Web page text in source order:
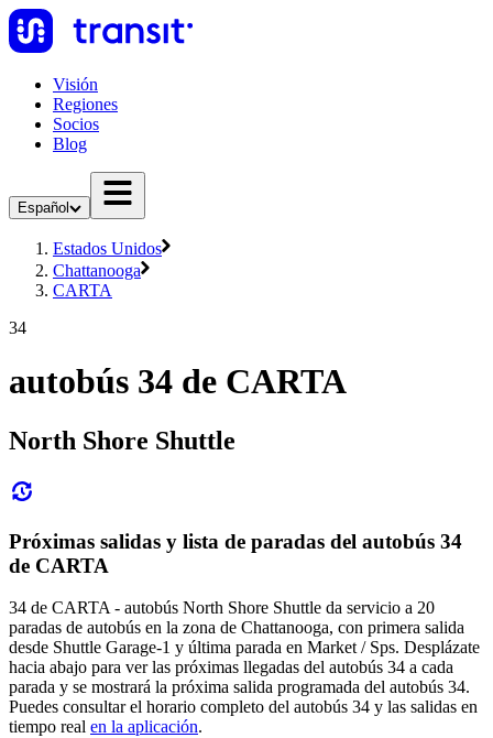
Visión
Regiones
Socios
Blog
Español
Estados Unidos
Chattanooga
CARTA
34
autobús 34 de CARTA
North Shore Shuttle
Próximas salidas y lista de paradas del autobús 34
de CARTA
34 de CARTA - autobús North Shore Shuttle da servicio a 20
paradas de autobús en la zona de Chattanooga, con primera salida
desde Shuttle Garage-1 y última parada en Market / Sps. Desplázate
hacia abajo para ver las próximas llegadas del autobús 34 a cada
parada y se mostrará la próxima salida programada del autobús 34.
Puedes consultar el horario completo del autobús 34 y las salidas en
tiempo real en la aplicación.